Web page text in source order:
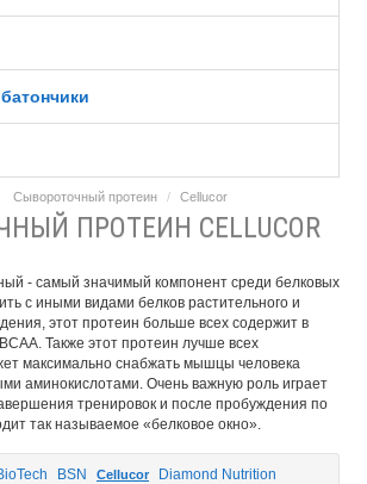
Сывороточный протеин Cellucor
ПРОТЕИН CELLUCOR
- самый значимый компонент среди белковых
с иными видами белков растительного и
этот протеин больше всех содержит в
Также этот протеин лучше всех
максимально снабжать мышцы человека
аминокислотами. Очень важную роль играет
тренировок и после пробуждения по
так называемое «белковое окно».
BSN Cellucor
Diamond Nutrition